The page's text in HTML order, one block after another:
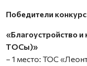
Победители
«Благоустройство
ТОСы)»
– 1 место: ТОС